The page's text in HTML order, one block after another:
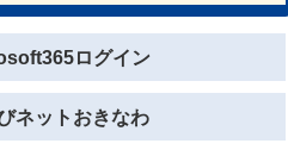
ログイン
ネットおきなわ